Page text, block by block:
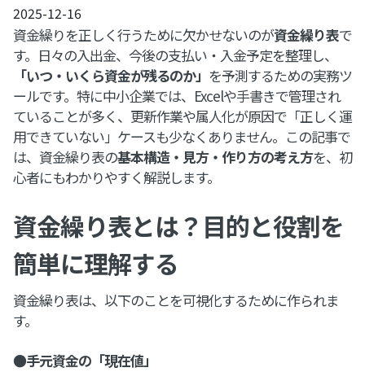
2025-12-16
資金繰りを正しく行うために欠かせないのが資金繰り表で
す。日々の入出金、今後の支払い・入金予定を整理し、
「いつ・いくら資金が残るのか」 を予測するための実務ツ
ールです。特に中小企業では、Excelや手書きで管理され
ていることが多く、更新作業や属人化が原因で「正しく運
用できていない」ケースも少なくありません。この記事で
は、資金繰り表の基本構造・見方・作り方の考え方を、初
心者にもわかりやすく解説します。
資金繰り表とは？目的と役割を
簡単に理解する
資金繰り表は、以下のことを可視化するために作られま
す。
●手元資金の「現在値」